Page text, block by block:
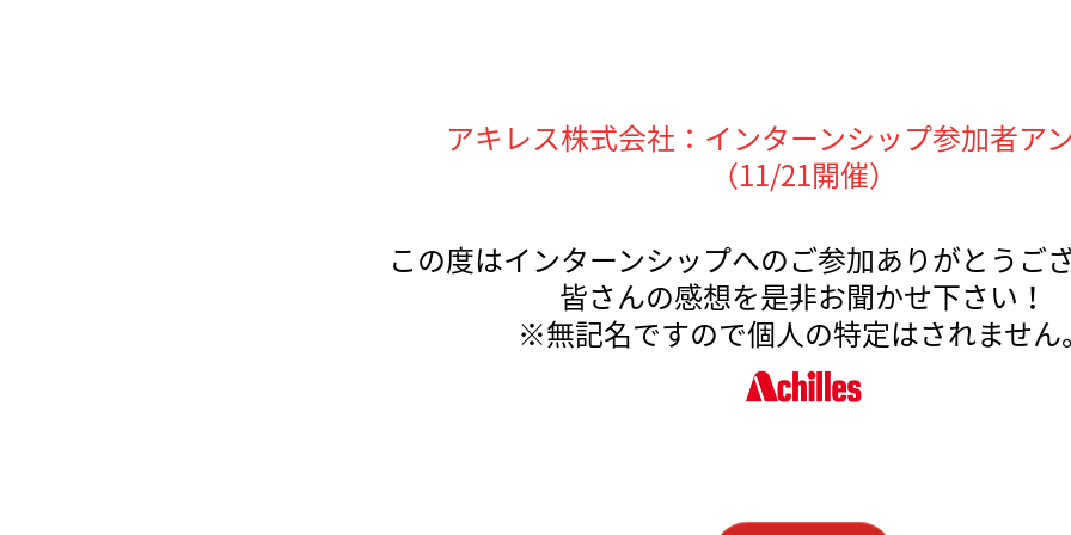
アキレス株式会社：インターンシップ参加者ア
（11/21開催）
この度はインターンシップへのご参加ありがとうご
皆さんの感想を是非お聞かせ下さい！
※無記名ですので個人の特定はされません。